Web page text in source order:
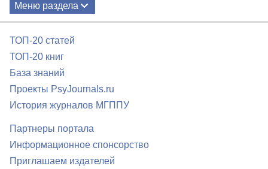
Меню раздела
ТОП-20 статей
ТОП-20 книг
База знаний
Проекты PsyJournals.ru
История журналов МГППУ
Партнеры портала
Информационное спонсорство
Приглашаем издателей